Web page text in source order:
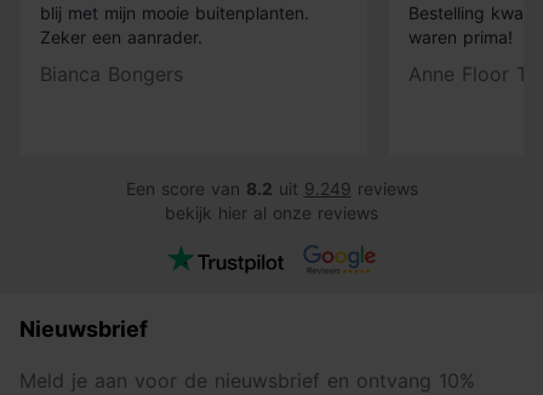
blij met mijn mooie buitenplanten.
Zeker een aanrader.
Bianca Bongers
Bestelling
waren prima!
Anne Floor
Een score van 8.2 uit 9.249 reviews
bekijk hier al onze reviews
Nieuwsbrief
Meld je aan voor de nieuwsbrief en ontvang 10%